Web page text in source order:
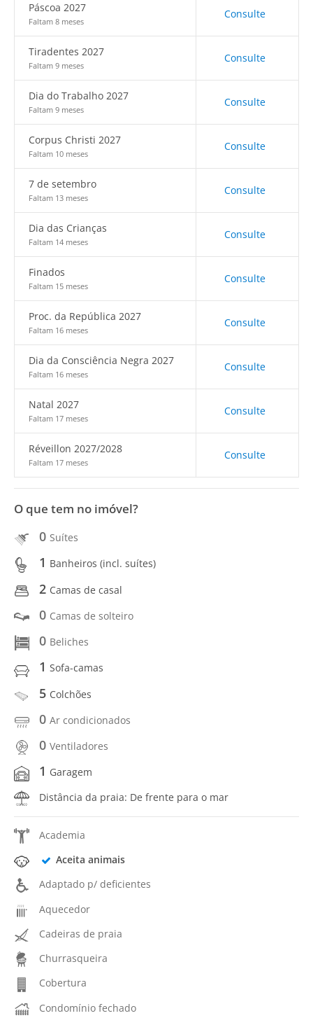
Páscoa 2027
Faltam 8 meses
Consulte
Tiradentes 2027
Faltam 9 meses
Consulte
Dia do Trabalho 2027
Faltam 9 meses
Consulte
Corpus Christi 2027
Faltam 10 meses
Consulte
7 de setembro
Faltam 13 meses
Consulte
Dia das Crianças
Faltam 14 meses
Consulte
Finados
Faltam 15 meses
Consulte
Proc. da República 2027
Faltam 16 meses
Consulte
Dia da Consciência Negra 2027
Faltam 16 meses
Consulte
Natal 2027
Faltam 17 meses
Consulte
Réveillon 2027/2028
Faltam 17 meses
Consulte
O que tem no imóvel?
0 Suítes
1 Banheiros (incl. suítes)
2 Camas de casal
0 Camas de solteiro
0 Beliches
1 Sofa-camas
5 Colchões
0 Ar condicionados
0 Ventiladores
1 Garagem
Distância da praia: De frente para o mar
Academia
Aceita animais
Adaptado p/ deficientes
Aquecedor
Cadeiras de praia
Churrasqueira
Cobertura
Condomínio fechado